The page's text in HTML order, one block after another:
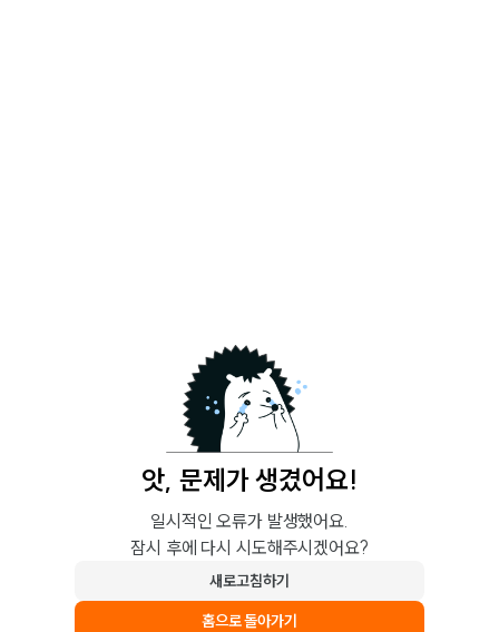
앗, 문제가 생겼어요!
일시적인 오류가 발생했어요.
잠시 후에 다시 시도해주시겠어요?
새로고침하기
홈으로 돌아가기